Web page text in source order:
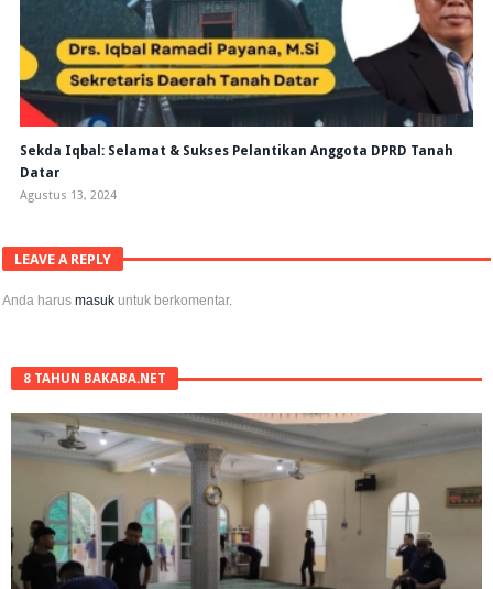
Sekda Iqbal: Selamat & Sukses Pelantikan Anggota DPRD Tanah
Datar
Agustus 13, 2024
LEAVE A REPLY
Anda harusmasuk untuk berkomentar.
8 TAHUN BAKABA.NET